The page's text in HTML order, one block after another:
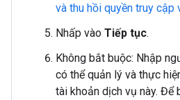
và thu hồi quyền truy cập
Nhấp vào Tiếp tục.
Không bắt buộc: Nhập
có thể quản lý và thực
tài khoản dịch vụ này. Để